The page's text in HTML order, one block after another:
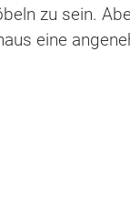
zu sein.
eine